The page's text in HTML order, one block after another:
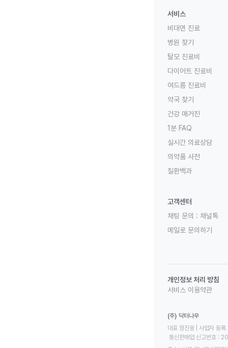
서비스
비대면 진료
병원 찾기
탈모 진료비
다이어트 진료비
여드름 진료비
약국 찾기
건강 매거진
1분 FAQ
실시간 의료상담
의약품 사전
질환백과
고객센터
채팅 문의 : 채널톡
메일로 문의하기
개인정보 처리 방침
서비스 이용약관
(주) 닥터나우
대표 정진웅 | 사업자
통신판매업 신고번호